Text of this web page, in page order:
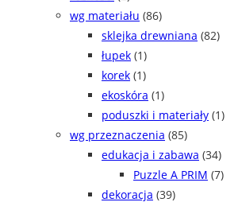
wg materiału (86)
sklejka drewniana (82)
łupek (1)
korek (1)
ekoskóra (1)
poduszki i materiały (1)
wg przeznaczenia (85)
edukacja i zabawa (34)
Puzzle A PRIM (7)
dekoracja (39)